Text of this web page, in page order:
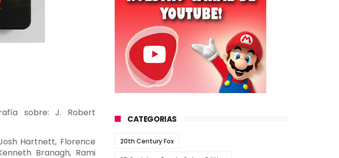
sobre: J. Robert
Hartnett, Florence
Branagh, Rami
CATEGORIAS
20th Century Fox